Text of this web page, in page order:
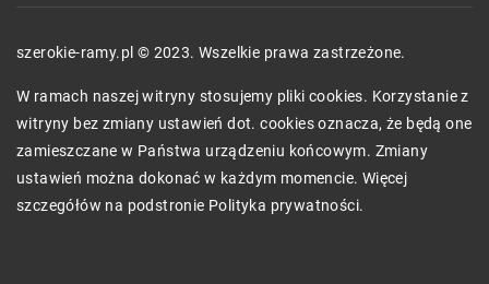
szerokie-ramy.pl © 2023. Wszelkie prawa zastrzeżone.
W ramach naszej witryny stosujemy pliki cookies. Korzystanie z
witryny bez zmiany ustawień dot. cookies oznacza, że będą one
zamieszczane w Państwa urządzeniu końcowym. Zmiany
ustawień można dokonać w każdym momencie. Więcej
szczegółów na podstronie Polityka prywatności.